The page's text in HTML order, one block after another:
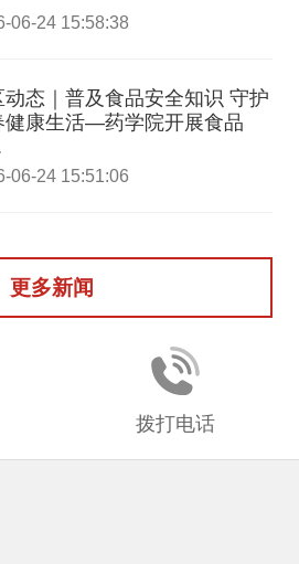
06-24 15:58:38
动态｜普及食品安全知识 守护
健康生活—药学院开展食品
06-24 15:51:06
更多新闻
拨打电话